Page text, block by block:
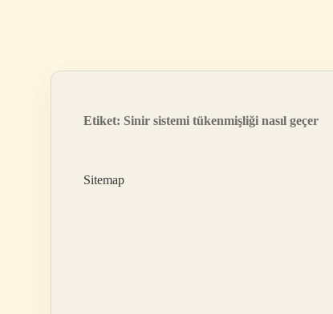
Etiket: Sinir sistemi tükenmişliği nasıl geçer
Sitemap